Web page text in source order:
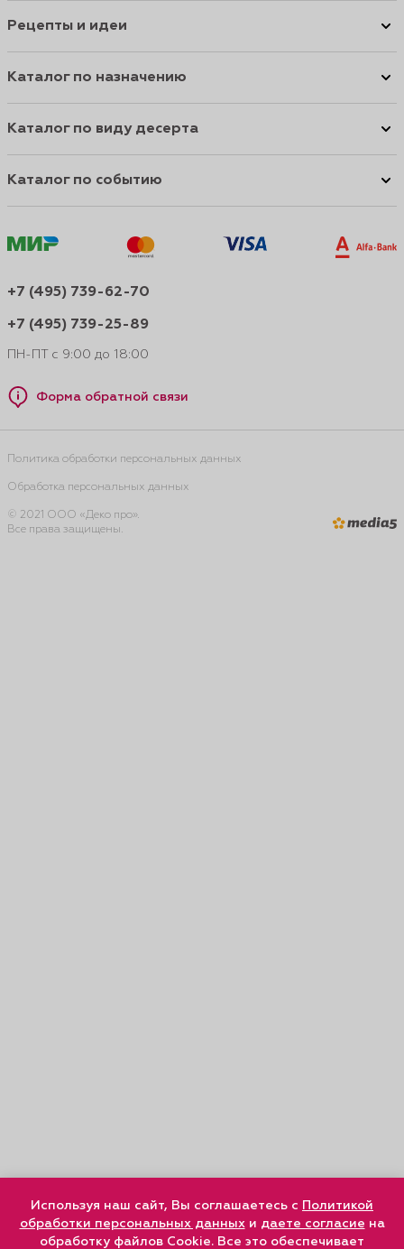
Рецепты и идеи
Каталог по назначению
Каталог по виду десерта
Каталог по событию
+7 (495) 739-62-70
+7 (495) 739-25-89
ПН-ПТ с 9:00 до 18:00
Форма обратной связи
Политика обработки персональных данных
Обработка персональных данных
© 2021 ООО «Деко про».
Все права защищены.
Используя наш сайт, Вы соглашаетесь с Политикой
обработки персональных данныхи даете согласие на
обработку файлов Cookie. Все это обеспечивает